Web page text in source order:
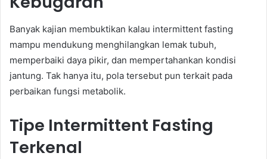
Banyak kajian membuktikan kalau intermittent fasting
mampu mendukung menghilangkan lemak tubuh,
memperbaiki daya pikir, dan mempertahankan kondisi
jantung. Tak hanya itu, pola tersebut pun terkait pada
perbaikan fungsi metabolik.
Tipe Intermittent Fasting
Terkenal